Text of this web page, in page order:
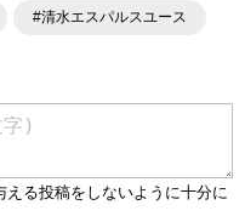
」「TikTok」など、
#清水エスパルスユース